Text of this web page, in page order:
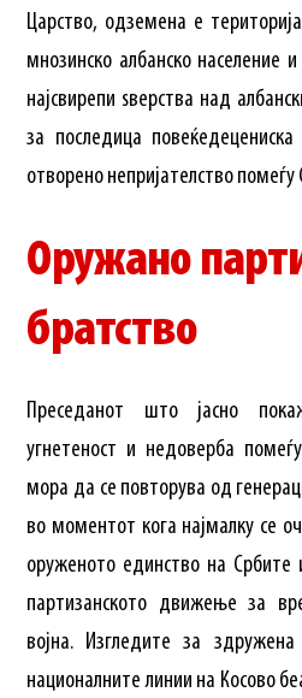
Царство, одземена е
мнозинско албанско население
најсвирепи ѕверства над
за последица
отворено непријателство
Оружано
братство
Преседанот што јасно
угнетеност и недоверба
мора да се повторува од
во моментот кога најмалку се
оруженото единство на
партизанското движење за
војна. Изгледите за здружена
националните линии на Косово